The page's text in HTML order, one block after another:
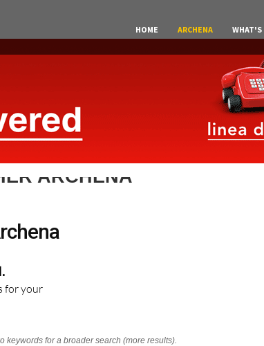
HOME ARCHENA WHAT'S
ARCHENA
for your
keywords for a broader search (more results).